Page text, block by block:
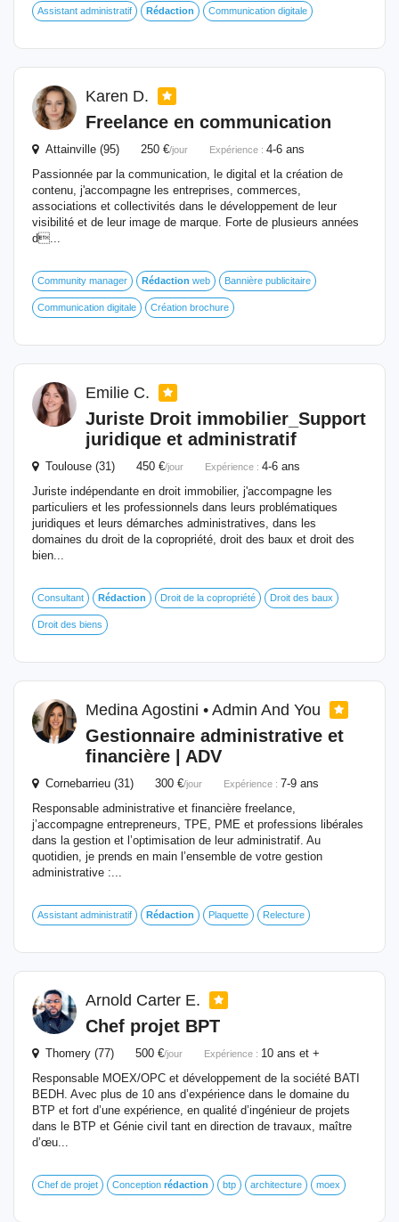
Assistant administratif Rédaction Communication digitale
Karen D.
Freelance en communication
Attainville (95) 250 €/jour Expérience : 4-6 ans
Passionnée par la communication, le digital et la création de
contenu, j'accompagne les entreprises, commerces,
associations et collectivités dans le développement de leur
visibilité et de leur image de marque. Forte de plusieurs années
d...
Community manager Rédaction web Bannière publicitaire
Communication digitale Création brochure
Emilie C.
Juriste Droit immobilier_Support
juridique et administratif
Toulouse (31) 450 €/jour Expérience : 4-6 ans
Juriste indépendante en droit immobilier, j'accompagne les
particuliers et les professionnels dans leurs problématiques
juridiques et leurs démarches administratives, dans les
domaines du droit de la copropriété, droit des baux et droit des
bien...
Consultant Rédaction Droit de la copropriété Droit des baux
Droit des biens
Medina Agostini • Admin And You
Gestionnaire administrative et
financière | ADV
Cornebarrieu (31) 300 €/jour Expérience : 7-9 ans
Responsable administrative et financière freelance,
j’accompagne entrepreneurs, TPE, PME et professions libérales
dans la gestion et l’optimisation de leur administratif. Au
quotidien, je prends en main l’ensemble de votre gestion
administrative :...
Assistant administratif Rédaction Plaquette Relecture
Arnold Carter E.
Chef projet BPT
Thomery (77) 500 €/jour Expérience : 10 ans et +
Responsable MOEX/OPC et développement de la société BATI
BEDH. Avec plus de 10 ans d’expérience dans le domaine du
BTP et fort d’une expérience, en qualité d’ingénieur de projets
dans le BTP et Génie civil tant en direction de travaux, maître
d’œu...
Chef de projet Conception rédaction btp architecture moex